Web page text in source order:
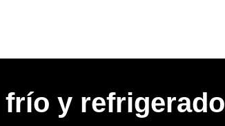
y refrigerado